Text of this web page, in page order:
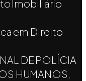
Imobiliário
em Direito
DE POLÍCIA
HUMANOS,